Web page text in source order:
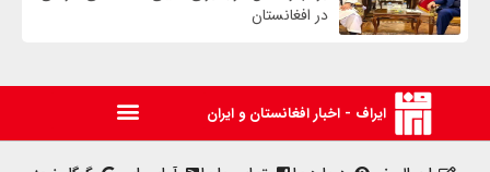
در افغانستان
ایراف - اخبار افغانستان و ایران